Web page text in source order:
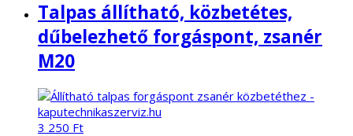
Talpas állítható, közbetétes,
dűbelezhető forgáspont, zsanér
M20
3 250 Ft